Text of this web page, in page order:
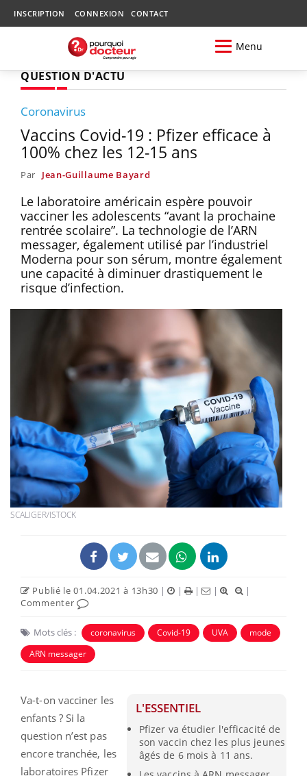
INSCRIPTION CONNEXION CONTACT
Menu
QUESTION D'ACTU
Coronavirus
Vaccins Covid-19 : Pfizer efficace à
100% chez les 12-15 ans
Par Jean-Guillaume Bayard
Le laboratoire américain espère pouvoir
vacciner les adolescents “avant la prochaine
rentrée scolaire”. La technologie de l’ARN
messager, également utilisé par l’industriel
Moderna pour son sérum, montre également
une capacité à diminuer drastiquement le
risque d’infection.
SCALIGER/ISTOCK
Publié le 01.04.2021 à 13h30 | | | |
|
Commenter
Mots clés : coronavirus Covid-19 UVA
mode
ARN messager
L'ESSENTIEL
Pfizer va étudier l'efficacité de
son vaccin chez les plus jeunes
âgés de 6 mois à 11 ans.
Va-t-on vacciner les
enfants ? Si la
question n’est pas
encore tranchée, les
laboratoires Pfizer